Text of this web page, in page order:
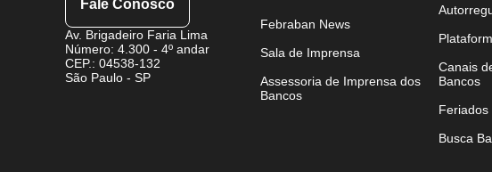
Fale Conosco
Av. Brigadeiro Faria Lima
Número: 4.300 - 4º andar
CEP.: 04538-132
São Paulo - SP
Febraban News
Sala de Imprensa
Assessoria de Imprensa dos
Bancos
Canais
Bancos
Feriados
Busca